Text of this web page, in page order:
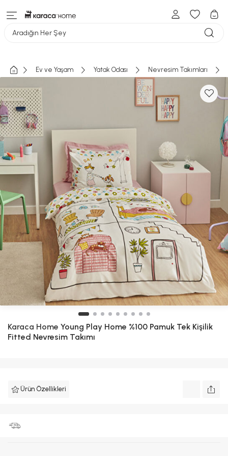
Aradığın Her Şey
Ev ve Yaşam Yatak Odası Nevresim Takımları
Karaca Home Young Play Home %100 Pamuk Tek Kişilik
Fitted Nevresim Takımı
Ürün Özellikleri